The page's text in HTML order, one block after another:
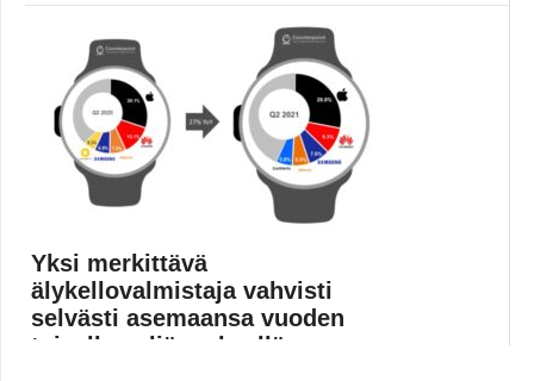
Xiaomin uusi Mi 10 Ultra tarjoaa uusinta uutta...
Yksi merkittävä
älykellovalmistaja vahvisti
selvästi asemaansa vuoden
toisella neljänneksellä